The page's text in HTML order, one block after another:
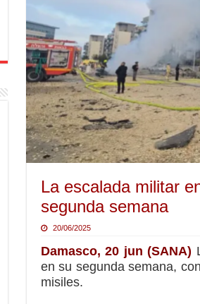
La escalada militar
segunda semana
20/06/2025
Damasco, 20 jun (SANA)
en su segunda semana,
misiles.